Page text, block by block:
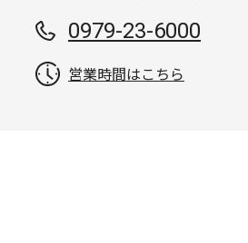
0979-23-6000
営業時間はこちら